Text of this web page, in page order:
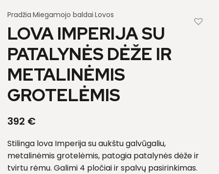
Pradžia Miegamojo baldai Lovos
LOVA IMPERIJA SU
PATALYNĖS DĖŽE IR
METALINĖMIS
GROTELĖMIS
392 €
Stilinga lova Imperija su aukštu galvūgaliu,
metalinėmis grotelėmis, patogia patalynės dėže ir
tvirtu rėmu. Galimi 4 pločiai ir spalvų pasirinkimas.